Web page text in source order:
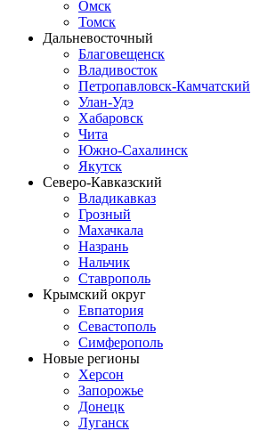
Омск
Томск
Дальневосточный
Благовещенск
Владивосток
Петропавловск-Камчатский
Улан-Удэ
Хабаровск
Чита
Южно-Сахалинск
Якутск
Северо-Кавказский
Владикавказ
Грозный
Махачкала
Назрань
Нальчик
Ставрополь
Крымский округ
Евпатория
Севастополь
Симферополь
Новые регионы
Херсон
Запорожье
Донецк
Луганск